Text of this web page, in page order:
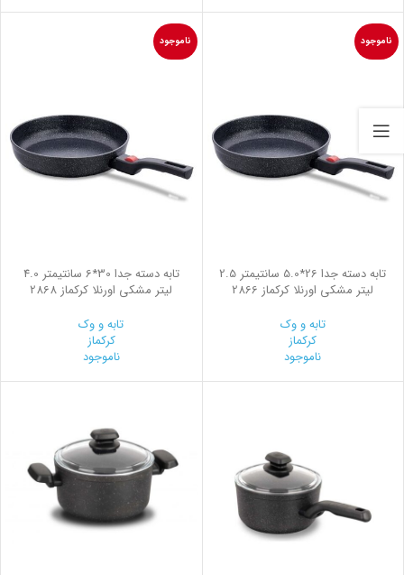
ناموجود
تابه دسته جدا 26*5.0 سانتیمتر 2.5
لیتر مشکی اورنلا کرکماز 2866
تابه و وک
کرکماز
ناموجود
ناموجود
تابه دسته جدا 30*6 سانتیمتر 4.0
لیتر مشکی اورنلا کرکماز 2868
تابه و وک
کرکماز
ناموجود